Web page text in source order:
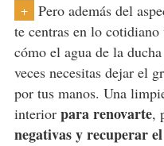
+
Pero además del
te centras en lo
cómo el agua de la
veces necesitas dejar el
por tus manos. Una
interior para renovarte,
negativas y recuperar